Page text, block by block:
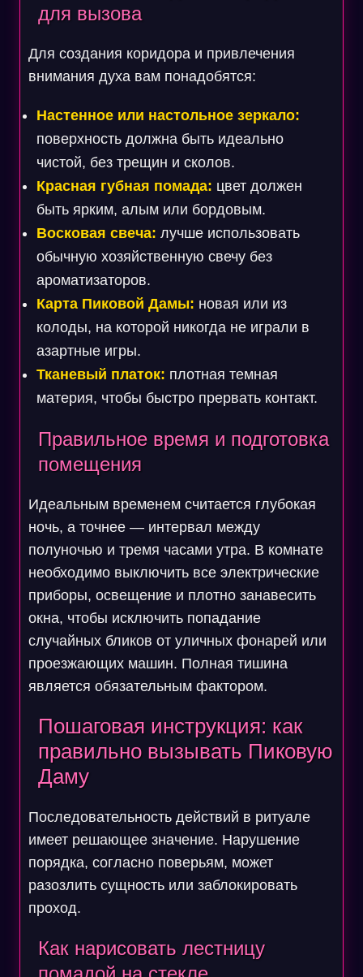
для вызова
Для создания коридора и привлечения
внимания духа вам понадобятся:
Настенное или настольное зеркало:
поверхность должна быть идеально
чистой, без трещин и сколов.
Красная губная помада: цвет должен
быть ярким, алым или бордовым.
Восковая свеча: лучше использовать
обычную хозяйственную свечу без
ароматизаторов.
Карта Пиковой Дамы: новая или из
колоды, на которой никогда не играли в
азартные игры.
Тканевый платок: плотная темная
материя, чтобы быстро прервать контакт.
Правильное время и подготовка
помещения
Идеальным временем считается глубокая
ночь, а точнее — интервал между
полуночью и тремя часами утра. В комнате
необходимо выключить все электрические
приборы, освещение и плотно занавесить
окна, чтобы исключить попадание
случайных бликов от уличных фонарей или
проезжающих машин. Полная тишина
является обязательным фактором.
Пошаговая инструкция: как
правильно вызывать Пиковую
Даму
Последовательность действий в ритуале
имеет решающее значение. Нарушение
порядка, согласно поверьям, может
разозлить сущность или заблокировать
проход.
Как нарисовать лестницу